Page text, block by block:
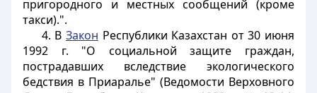
пригородного и местных сообщений (кроме
такси).".
4. В Закон Республики Казахстан от 30 июня
1992 г. "О социальной защите граждан,
пострадавших вследствие экологического
бедствия в Приаралье" (Ведомости Верховного